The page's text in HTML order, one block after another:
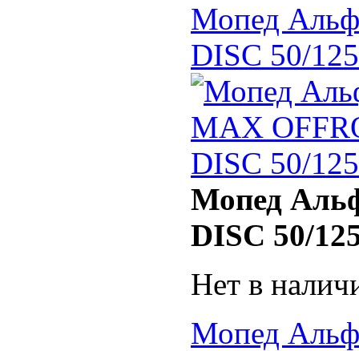
Мопед
DISC 50/
Мопед
DISC 50/
Нет в
Мопед